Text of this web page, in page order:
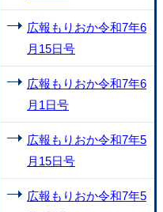
広報もりおか令和7年6
月15日号
広報もりおか令和7年6
月1日号
広報もりおか令和7年5
月15日号
広報もりおか令和7年5